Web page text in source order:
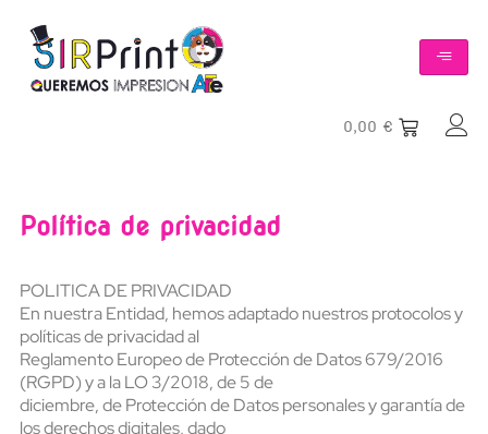
0,00 €
Política de privacidad
POLITICA DE PRIVACIDAD
En nuestra Entidad, hemos adaptado nuestros protocolos y
políticas de privacidad al
Reglamento Europeo de Protección de Datos 679/2016
(RGPD) y a la LO 3/2018, de 5 de
diciembre, de Protección de Datos personales y garantía de
los derechos digitales, dado